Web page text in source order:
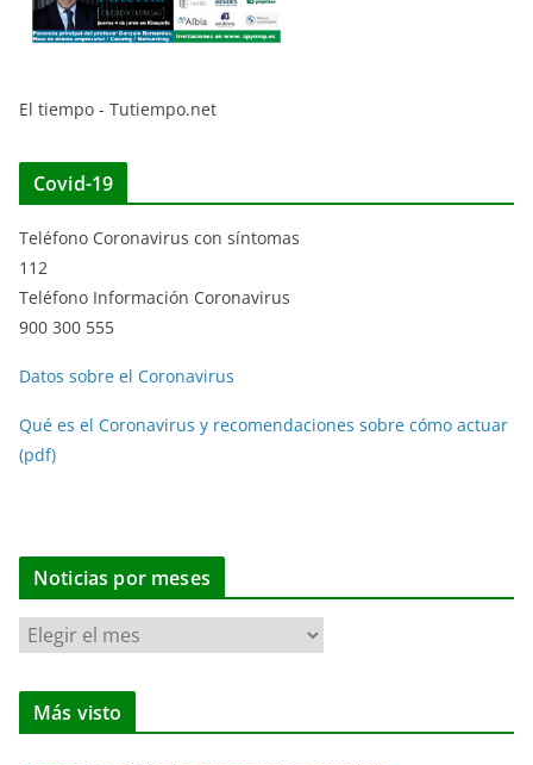
El tiempo - Tutiempo.net
Covid-19
Teléfono Coronavirus con síntomas
112
Teléfono Información Coronavirus
900 300 555
Datos sobre el Coronavirus
Qué es el Coronavirus y recomendaciones sobre cómo actuar
(pdf)
Noticias por meses
N
t
Más visto